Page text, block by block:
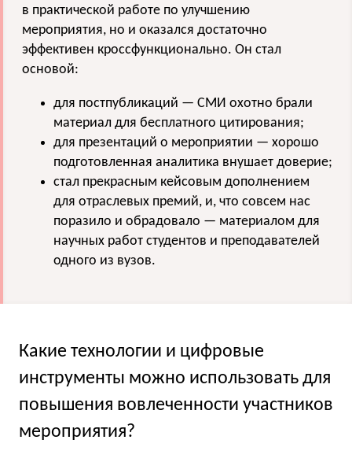
в практической работе по улучшению
мероприятия, но и оказался достаточно
эффективен кроссфункционально. Он стал
основой:
для постпубликаций — СМИ охотно брали
материал для бесплатного цитирования;
для презентаций о мероприятии — хорошо
подготовленная аналитика внушает доверие;
стал прекрасным кейсовым дополнением
для отраслевых премий, и, что совсем нас
поразило и обрадовало — материалом для
научных работ студентов и преподавателей
одного из вузов.
Какие технологии и цифровые
инструменты можно использовать для
повышения вовлеченности участников
мероприятия?